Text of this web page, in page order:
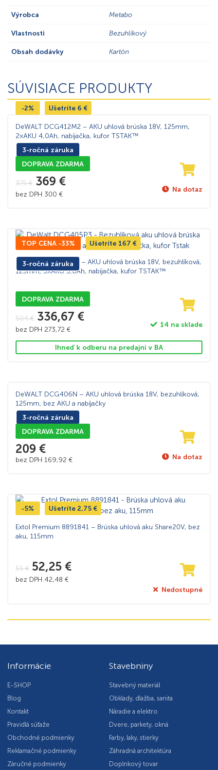
Výrobca Metabo
Vlastnosti Bezuhlíkový
Obsah dodávky Kartón
SÚVISIACE PRODUKTY
3-ročná záruka
-2% Ušetríte 6 €
DeWALT DCG412M2 – AKU uhlová brúska 18V, 125mm,
2×AKU 4,0Ah, nabíjačka, kufor TSTAK™
DOPRAVA ZDARMA
375€ 369 €
bez DPH 300 €
Na dotaz
3-ročná záruka
TOP CENA -33% Ušetríte 167 €
DeWALT DCG405P3 – AKU uhlová brúska 18V, bezuhlíková,
125mm, 3×AKU 5,0Ah, nabíjačka, kufor TSTAK™
DOPRAVA ZDARMA
504€ 336,67 €
bez DPH 273,72 €
14 na sklade
Ihneď k odberu na predajni v BA
3-ročná záruka
DeWALT DCG406N – AKU uhlová brúska 18V, bezuhlíková,
125mm, bez AKU a nabíjačky
DOPRAVA ZDARMA
209 €
bez DPH 169,92 € Na dotaz
-5% Ušetríte 2,75 €
Extol Premium 8891841 – Brúska uhlová aku Share20V, bez
aku, 115mm
55€ 52,25 €
bez DPH 42,48 €
Nedostupné
Informácie
E-SHOP
Blog
Kontakt
Pravidlá súťaže
Obchodné podmienky
Reklamačné podmienky
Záručné podmienky
Stavebniny
Stavebný materiál
Obklady, dlažba, sanita
Náradie a elektro
Dvere, parkety, okná
Farby, laky, stierky
Záhradná architektúra
Doplnkový tovar